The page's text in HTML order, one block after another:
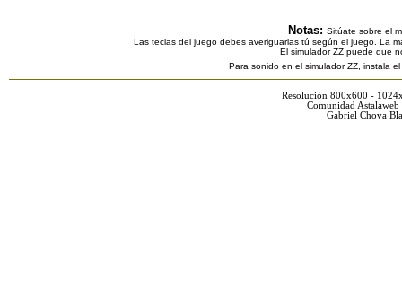
Notas: Sitúate sobre el
Las teclas del juego debes averiguarlas tú según el juego. La
El simulador ZZ puede que
Para sonido en el simulador ZZ, instala
Resolución 800x600 -
Comunidad
Gabriel Chova